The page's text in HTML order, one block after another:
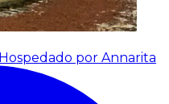
Hospedado por Annarita